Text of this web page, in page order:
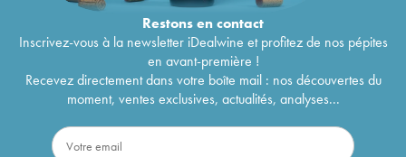
Restons encontact
Inscrivez-vous à la newsletter iDealwine et profitez de nos pépites
en avant-première !
Recevez directement dans votre boîte mail : nos découvertes du
moment, ventes exclusives, actualités, analyses...